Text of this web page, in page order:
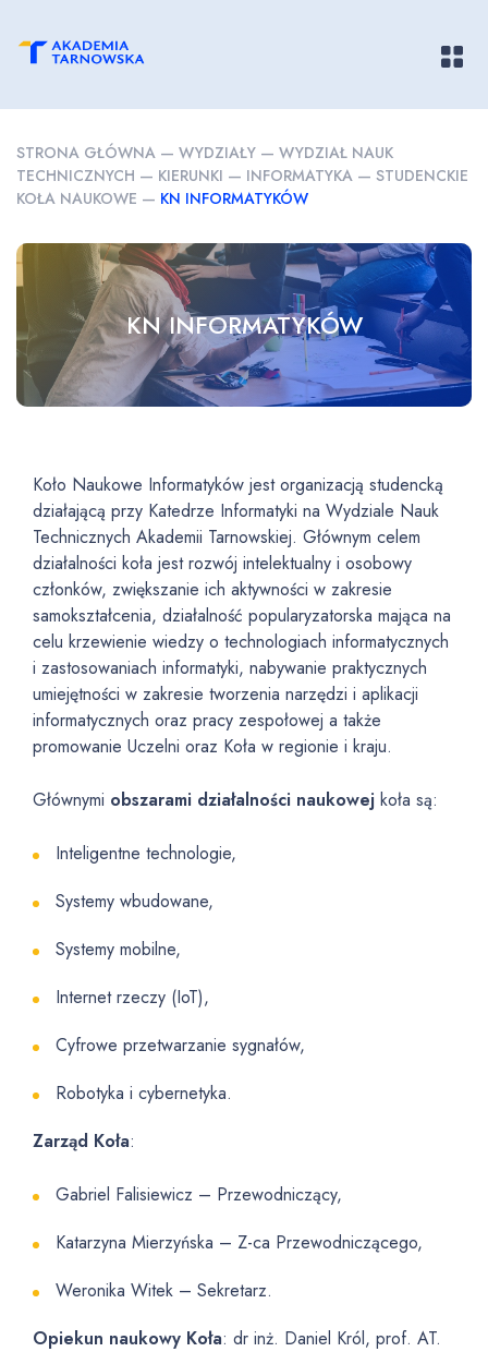
STRONA GŁÓWNA — WYDZIAŁY — WYDZIAŁ NAUK
TECHNICZNYCH — KIERUNKI — INFORMATYKA — STUDENCKIE
KOŁA NAUKOWE — KN INFORMATYKÓW
KN INFORMATYKÓW
Koło Naukowe Informatyków jest organizacją studencką
działającą przy Katedrze Informatyki na Wydziale Nauk
Technicznych Akademii Tarnowskiej. Głównym celem
działalności koła jest rozwój intelektualny i osobowy
członków, zwiększanie ich aktywności w zakresie
samokształcenia, działalność popularyzatorska mająca na
celu krzewienie wiedzy o technologiach informatycznych
i zastosowaniach informatyki, nabywanie praktycznych
umiejętności w zakresie tworzenia narzędzi i aplikacji
informatycznych oraz pracy zespołowej a także
promowanie Uczelni oraz Koła w regionie i kraju.
Głównymi obszarami działalności naukowej koła są:
Inteligentne technologie,
Systemy wbudowane,
Systemy mobilne,
Internet rzeczy (IoT),
Cyfrowe przetwarzanie sygnałów,
Robotyka i cybernetyka.
Zarząd Koła:
Gabriel Falisiewicz – Przewodniczący,
Katarzyna Mierzyńska – Z-ca Przewodniczącego,
Weronika Witek – Sekretarz.
Opiekun naukowy Koła: dr inż. Daniel Król, prof. AT.